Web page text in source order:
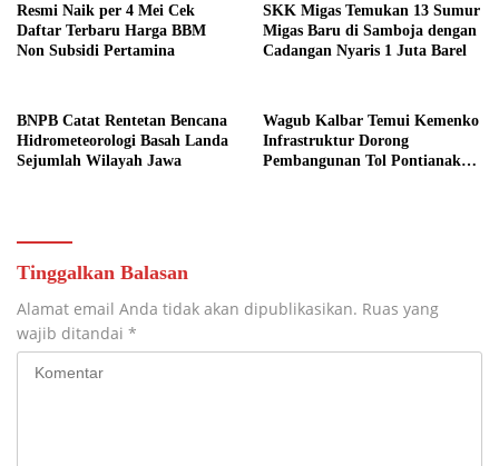
Resmi Naik per 4 Mei Cek
Daftar Terbaru Harga BBM
Non Subsidi Pertamina
SKK Migas Temukan 13 Sumur
Migas Baru di Samboja dengan
Cadangan Nyaris 1 Juta Barel
BNPB Catat Rentetan Bencana
Hidrometeorologi Basah Landa
Sejumlah Wilayah Jawa
Wagub Kalbar Temui Kemenko
Infrastruktur Dorong
Pembangunan Tol Pontianak
Tinggalkan Balasan
Alamat email Anda tidak akan dipublikasikan. Ruas yang
wajib ditandai *